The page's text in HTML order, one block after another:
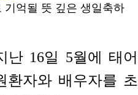
기억될 뜻 깊은 생일축하
난 16일 5월에 태어
환자와 배우자를 초